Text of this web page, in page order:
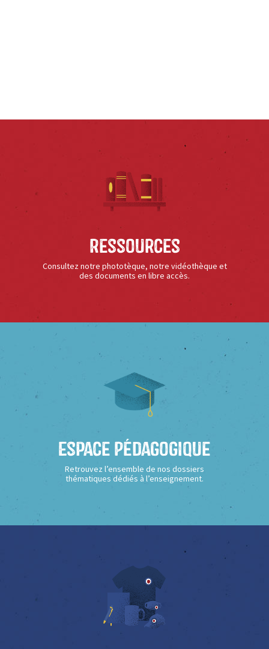
Ressources
Consultez notre phototèque, notre vidéothèque et
des documents en libre accès.
Espace Pédagogique
Retrouvez l’ensemble de nos dossiers
thématiques dédiés à l’enseignement.